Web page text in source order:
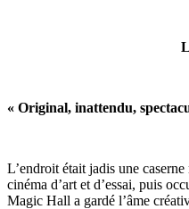
« Original, inattendu,
L’endroit était jadis une
cinéma d’art et d’essai, puis
Magic Hall a gardé l’âme